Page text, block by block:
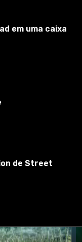
agora você
em uma caixa
de Street